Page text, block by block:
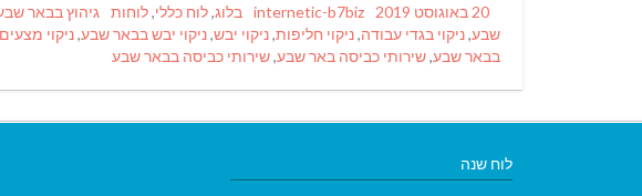
Posted
on
20 באוגוסט 2019 Author
internetic-b7biz
Categories
בלוג,לוח כללי,לוחות Tags
גיהוץ בבאר
שבע,ניקוי בגדי עבודה,ניקוי חליפות,ניקוי יבש,ניקוי יבש בבאר שבע,ניקוי מצעים
בבאר שבע,שירותי כביסה באר שבע,שירותי כביסה בבאר שבע
לוח שנה